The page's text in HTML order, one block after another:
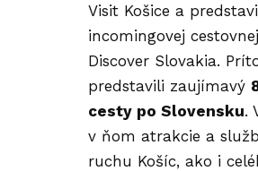
Visit Košice a
incomingovej
Discover Slovakia.
predstavili zaujímavý
cesty po Slovensku.
v ňom atrakcie a
ruchu Košíc, ako i